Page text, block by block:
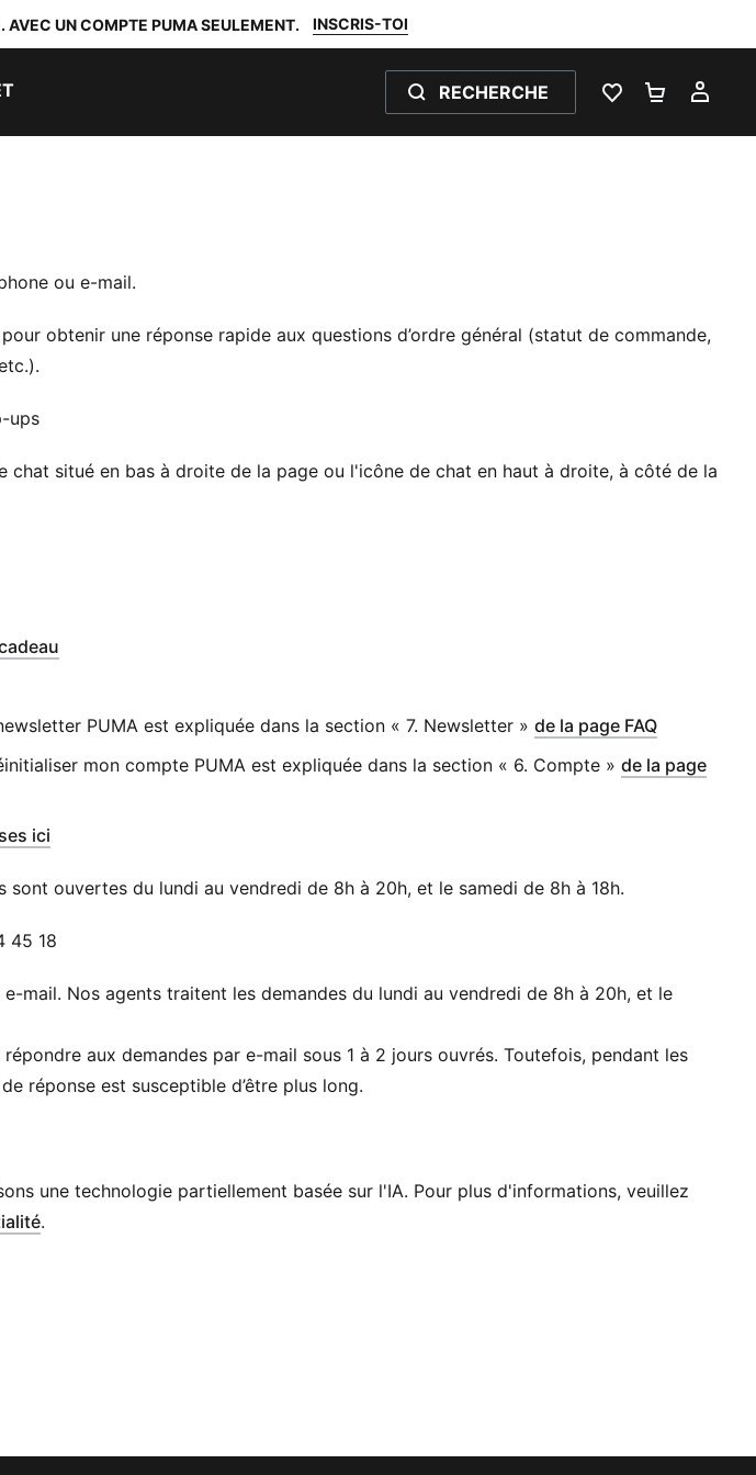
AVEC UN COMPTE PUMA SEULEMENT. INSCRIS-TOI
RECHERCHE
FAVORIS 0PANIER 0
ou e-mail.
obtenir une réponse rapide aux questions d’ordre général (statut de commande,
ups
chat situé en bas à droite de la page ou l'icône de chat en haut à droite, à côté de la
PUMA est expliquée dans la section « 7. Newsletter » de la page FAQ
mon compte PUMA est expliquée dans la section « 6. Compte » de la page
ici
sont ouvertes du lundi au vendredi de 8h à 20h, et le samedi de 8h à 18h.
45 18
mail. Nos agents traitent les demandes du lundi au vendredi de 8h à 20h, et le
aux demandes par e-mail sous 1 à 2 jours ouvrés. Toutefois, pendant les
réponse est susceptible d’être plus long.
une technologie partiellement basée sur l'IA. Pour plus d'informations, veuillez
.